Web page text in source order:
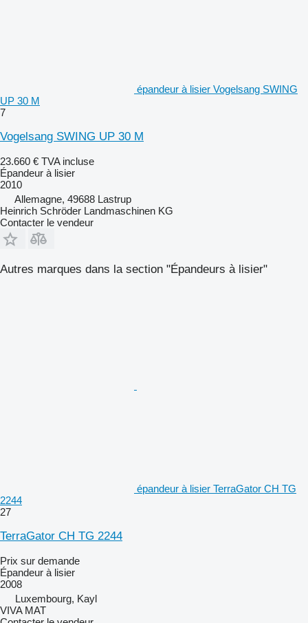
épandeur à lisier Vogelsang SWING
UP 30 M
7
Vogelsang SWING UP 30 M
23.660 € TVA incluse
Épandeur à lisier
2010
Allemagne, 49688 Lastrup
Heinrich Schröder Landmaschinen KG
Contacter le vendeur
Autres marques dans la section "Épandeurs à lisier"
épandeur à lisier TerraGator CH TG
2244
27
TerraGator CH TG 2244
Prix sur demande
Épandeur à lisier
2008
Luxembourg, Kayl
VIVA MAT